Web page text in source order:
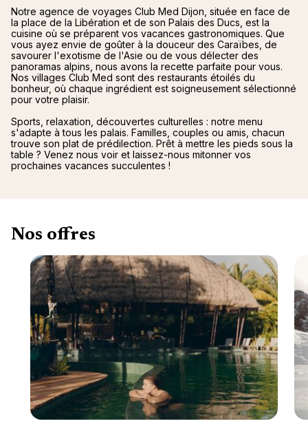
Notre agence de voyages Club Med Dijon, située en face de
la place de la Libération et de son Palais des Ducs, est la
cuisine où se préparent vos vacances gastronomiques. Que
vous ayez envie de goûter à la douceur des Caraïbes, de
savourer l'exotisme de l'Asie ou de vous délecter des
panoramas alpins, nous avons la recette parfaite pour vous.
Nos villages Club Med sont des restaurants étoilés du
bonheur, où chaque ingrédient est soigneusement sélectionné
pour votre plaisir.
Sports, relaxation, découvertes culturelles : notre menu
s'adapte à tous les palais. Familles, couples ou amis, chacun
trouve son plat de prédilection. Prêt à mettre les pieds sous la
table ? Venez nous voir et laissez-nous mitonner vos
prochaines vacances succulentes !
Nos offres